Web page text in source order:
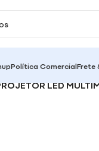
Política ComercialFrete
LED